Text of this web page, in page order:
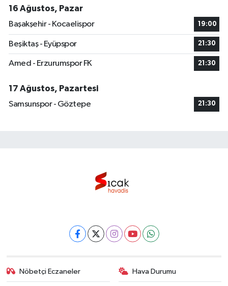
16 Ağustos, Pazar
Başakşehir - Kocaelispor
19:00
Beşiktaş - Eyüpspor 21:30
Amed - Erzurumspor FK 21:30
17 Ağustos, Pazartesi
Samsunspor - Göztepe
21:30
Nöbetçi Eczaneler Hava Durumu